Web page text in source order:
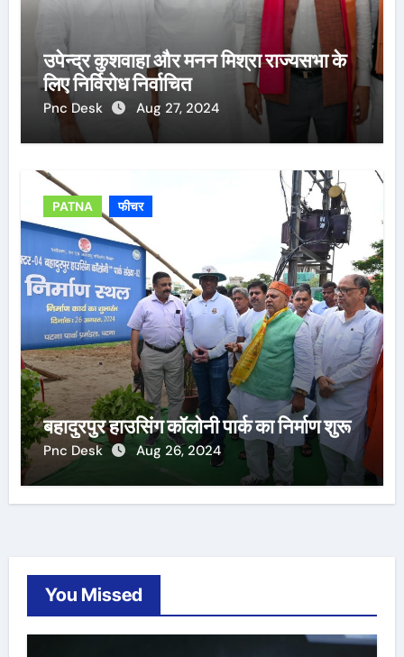
उपेन्द्र कुशवाहा और मनन मिश्रा राज्यसभा के
लिए निर्विरोध निर्वाचित
Pnc Desk Aug 27, 2024
PATNA फीचर
बहादुरपुर हाउसिंग कॉलोनी पार्क का निर्माण शुरू
Pnc Desk Aug 26, 2024
You Missed